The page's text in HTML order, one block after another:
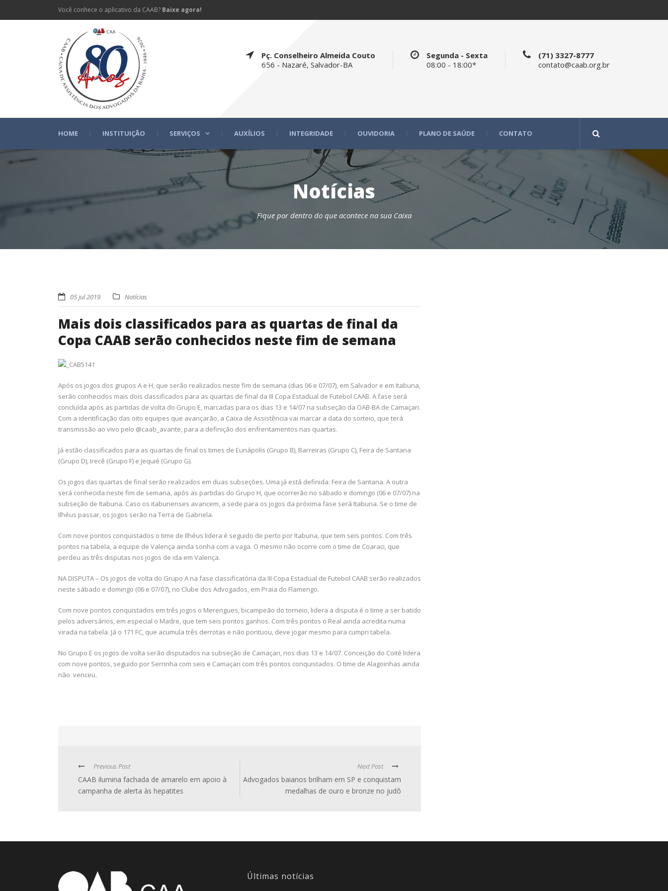
Você conhece o aplicativo da CAAB? Baixe agora!
Pç. Conselheiro Almeida Couto
656 - Nazaré, Salvador-BA
Segunda - Sexta
08:00 - 18:00*
(71) 3327-8777
contato@caab.org.br
HOME INSTITUIÇÃO SERVIÇOS AUXÍLIOS INTEGRIDADE OUVIDORIA PLANO DE SAÚDE CONTATO
Notícias
Fique por dentro do que acontece na sua Caixa
05 jul 2019 Notícias
Mais dois classificados para as quartas de final da
Copa CAAB serão conhecidos neste fim de semana
Após os jogos dos grupos A e H, que serão realizados neste fim de semana (dias 06 e 07/07), em Salvador e em Itabuna,
serão conhecidos mais dois classificados para as quartas de final da III Copa Estadual de Futebol CAAB. A fase será
concluída após as partidas de volta do Grupo E, marcadas para os dias 13 e 14/07 na subseção da OAB-BA de Camaçari.
Com a identificação das oito equipes que avançarão, a Caixa de Assistência vai marcar a data do sorteio, que terá
transmissão ao vivo pelo @caab_avante, para a definição dos enfrentamentos nas quartas.
Já estão classificados para as quartas de final os times de Eunápolis (Grupo B), Barreiras (Grupo C), Feira de Santana
(Grupo D), Irecê (Grupo F) e Jequié (Grupo G).
Os jogos das quartas de final serão realizados em duas subseções. Uma já está definida: Feira de Santana. A outra
será conhecida neste fim de semana, após as partidas do Grupo H, que ocorrerão no sábado e domingo (06 e 07/07) na
subseção de Itabuna. Caso os itabunenses avancem, a sede para os jogos da próxima fase será Itabuna. Se o time de
Ilhéus passar, os jogos serão na Terra de Gabriela.
Com nove pontos conquistados o time de Ilhéus lidera é seguido de perto por Itabuna, que tem seis pontos. Com três
pontos na tabela, a equipe de Valença ainda sonha com a vaga. O mesmo não ocorre com o time de Coaraci, que
perdeu as três disputas nos jogos de ida em Valença.
NA DISPUTA – Os jogos de volta do Grupo A na fase classificatória da III Copa Estadual de Futebol CAAB serão realizados
neste sábado e domingo (06 e 07/07), no Clube dos Advogados, em Praia do Flamengo.
Com nove pontos conquistados em três jogos o Merengues, bicampeão do torneio, lidera a disputa é o time a ser batido
pelos adversários, em especial o Madre, que tem seis pontos ganhos. Com três pontos o Real ainda acredita numa
virada na tabela. Já o 171 FC, que acumula três derrotas e não pontuou, deve jogar mesmo para cumpri tabela.
No Grupo E os jogos de volta serão disputados na subseção de Camaçari, nos dias 13 e 14/07. Conceição do Coité lidera
com nove pontos, seguido por Serrinha com seis e Camaçari com três pontos conquistados. O time de Alagoinhas ainda
não venceu.
Previous Post
CAAB ilumina fachada de amarelo em apoio à
campanha de alerta às hepatites
Next Post
Advogados baianos brilham em SP e conquistam
medalhas de ouro e bronze no judô
Últimas notícias